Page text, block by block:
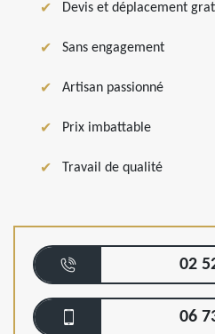
Devis et déplacement
Sans engagement
Artisan passionné
Prix imbattable
Travail de qualité
02
06